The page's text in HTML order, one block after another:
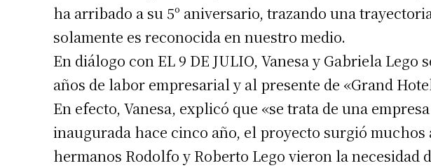
ha arribado a su 5º aniversario, trazando una
solamente es reconocida en nuestro medio.
En diálogo con EL 9 DE JULIO, Vanesa y Gabriela Lego
años de labor empresarial y al presente de «Grand
En efecto, Vanesa, explicó que «se trata de una
inaugurada hace cinco año, el proyecto surgió muchos
hermanos Rodolfo y Roberto Lego vieron la necesidad